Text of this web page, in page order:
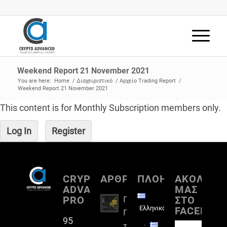
Weekend Report 21 November 2021
You are here: Home / Διαχειριστικό / Αρχείο Trading Report /
Weekend Report 21 November 2021
This content is for Monthly Subscription members only.
Log In Register
CRYPTO
ADVANCED
PRO
95
ΑΡΘΡΟΓΡΑΦΙΑ
Πλήρη
Παρουσίαση
ΠΛΟΗΓΗΣΗ
Ελληνικά
ΜΑΣ
ΣΤΟ